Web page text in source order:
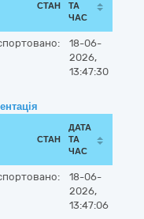
СТАН
ТА
ЧАС
18-06-
2026,
13:47:30
СТАН
ДАТА
ТА
ЧАС
18-06-
2026,
13:47:06